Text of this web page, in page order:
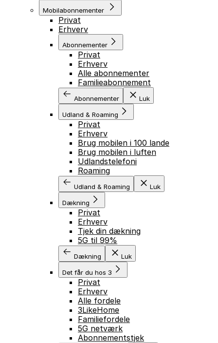
Mobilabonnementer
Privat
Erhverv
Abonnementer
Privat
Erhverv
Alle abonnementer
Familieabonnement
Abonnementer Luk
Udland & Roaming
Privat
Erhverv
Brug mobilen i 100 lande
Brug mobilen i luften
Udlandstelefoni
Roaming
Udland & Roaming Luk
Dækning
Privat
Erhverv
Tjek din dækning
5G til 99%
Dækning Luk
Det får du hos 3
Privat
Erhverv
Alle fordele
3LikeHome
Familiefordele
5G netværk
Abonnementstjek